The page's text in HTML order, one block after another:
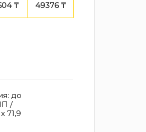
₸ 49376 ₸
до
/
71,9